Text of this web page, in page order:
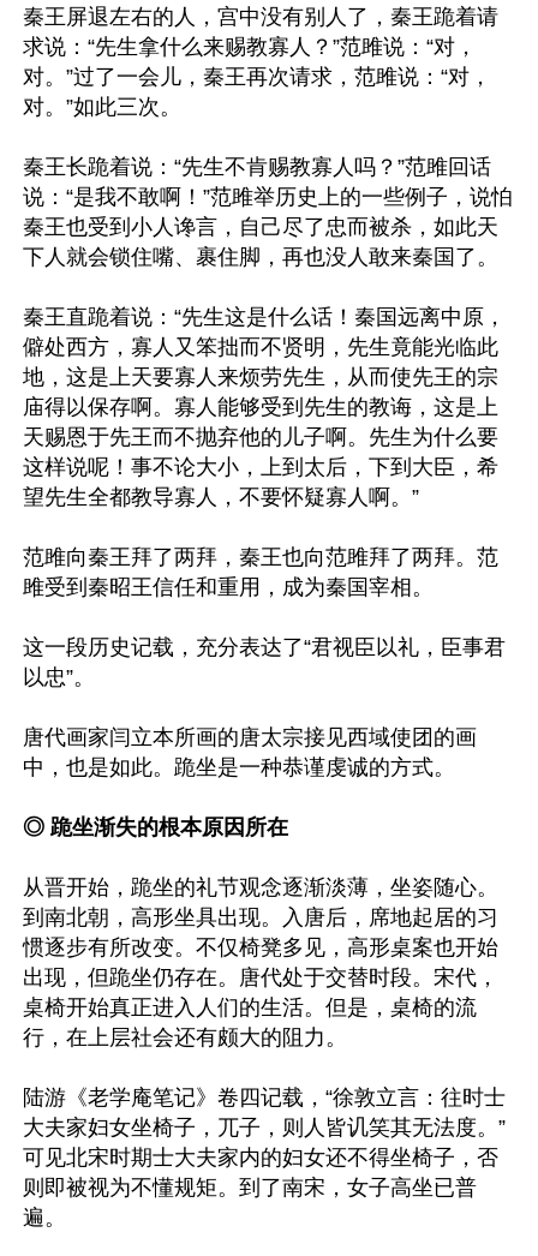
秦王屏退左右的人，宫中没有别人了，秦王跪着请
求说：“先生拿什么来赐教寡人？”范雎说：“对，
对。”过了一会儿，秦王再次请求，范雎说：“对，
对。”如此三次。
秦王长跪着说：“先生不肯赐教寡人吗？”范雎回话
说：“是我不敢啊！”范雎举历史上的一些例子，说怕
秦王也受到小人谗言，自己尽了忠而被杀，如此天
下人就会锁住嘴、裹住脚，再也没人敢来秦国了。
秦王直跪着说：“先生这是什么话！秦国远离中原，
僻处西方，寡人又笨拙而不贤明，先生竟能光临此
地，这是上天要寡人来烦劳先生，从而使先王的宗
庙得以保存啊。寡人能够受到先生的教诲，这是上
天赐恩于先王而不抛弃他的儿子啊。先生为什么要
这样说呢！事不论大小，上到太后，下到大臣，希
望先生全都教导寡人，不要怀疑寡人啊。”
范雎向秦王拜了两拜，秦王也向范雎拜了两拜。范
雎受到秦昭王信任和重用，成为秦国宰相。
这一段历史记载，充分表达了“君视臣以礼，臣事君
以忠”。
唐代画家闫立本所画的唐太宗接见西域使团的画
中，也是如此。跪坐是一种恭谨虔诚的方式。
◎ 跪坐渐失的根本原因所在
从晋开始，跪坐的礼节观念逐渐淡薄，坐姿随心。
到南北朝，高形坐具出现。入唐后，席地起居的习
惯逐步有所改变。不仅椅凳多见，高形桌案也开始
出现，但跪坐仍存在。唐代处于交替时段。宋代，
桌椅开始真正进入人们的生活。但是，桌椅的流
行，在上层社会还有颇大的阻力。
陆游《老学庵笔记》卷四记载，“徐敦立言：往时士
大夫家妇女坐椅子，兀子，则人皆讥笑其无法度。”
可见北宋时期士大夫家内的妇女还不得坐椅子，否
则即被视为不懂规矩。到了南宋，女子高坐已普
遍。